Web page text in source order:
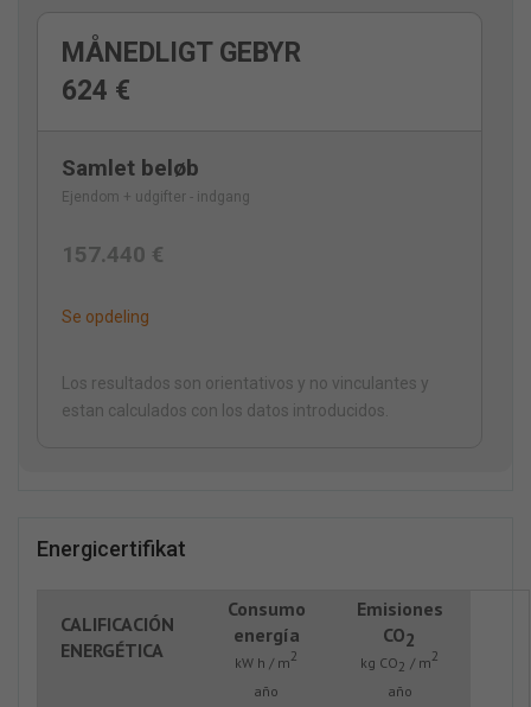
MÅNEDLIGT GEBYR
624 €
Samlet beløb
Ejendom + udgifter - indgang
157.440 €
Se opdeling
Los resultados son orientativos y no vinculantes y
estan calculados con los datos introducidos.
Energicertifikat
CALIFICACIÓN
ENERGÉTICA
Consumo
energía
kW h / m2
año
Emisiones
CO2
kg CO2 / m2
año